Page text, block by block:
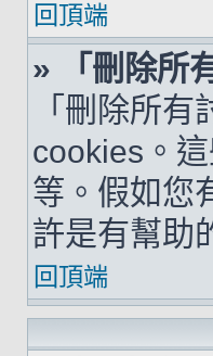
回頂端
» 「刪除所
「刪除所
cookies。
等。假如您
許是有幫助
回頂端